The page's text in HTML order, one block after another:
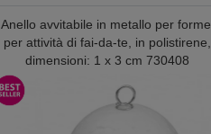
Anello avvitabile in metallo per forme,
per attività di fai-da-te, in polistirene,
dimensioni: 1 x 3 cm 730408